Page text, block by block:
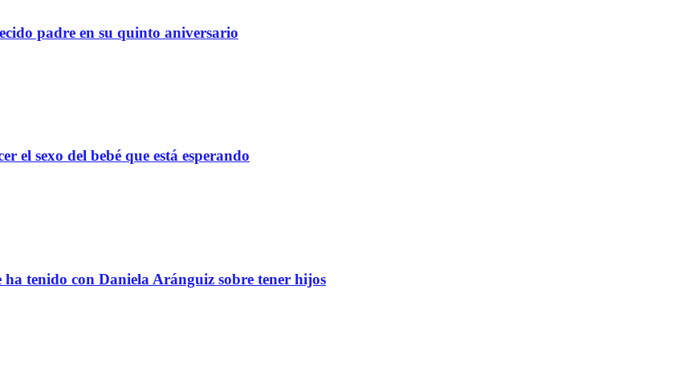
padre en su quinto aniversario
el sexo del bebé que está esperando
tenido con Daniela Aránguiz sobre tener hijos